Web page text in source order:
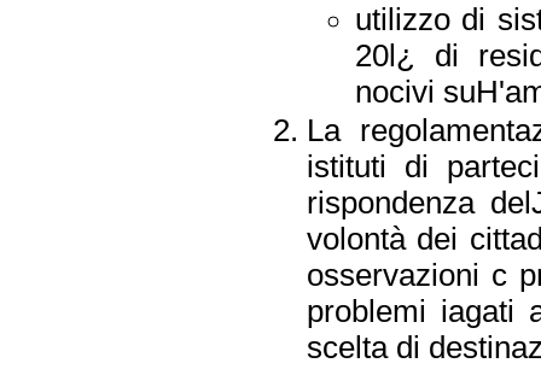
utilizzo di
20l¿ di
nocivi
La
istituti di
rispondenza
volontà dei
osservazioni c
problemi iagati
scelta di